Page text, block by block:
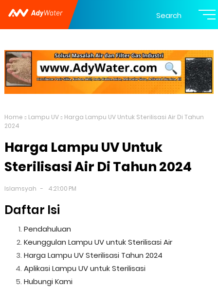
Search
Home Lampu UV
Harga Lampu UV Untuk Sterilisasi Air Di Tahun
2024
Harga Lampu UV Untuk
Sterilisasi Air Di Tahun 2024
Islamsyah 4:21:00 PM
Daftar Isi
Pendahuluan
Keunggulan Lampu UV untuk Sterilisasi Air
Harga Lampu UV Sterilisasi Tahun 2024
Aplikasi Lampu UV untuk Sterilisasi
Hubungi Kami